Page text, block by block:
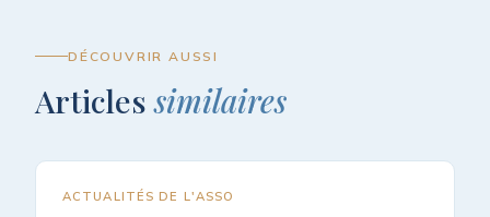
DÉCOUVRIR AUSSI
Articlessimilaires
ACTUALITÉS DE L'ASSO